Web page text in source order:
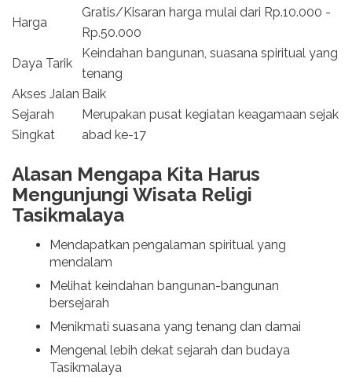
Harga
Gratis/Kisaran harga mulai dari Rp.10.000 -
Rp.50.000
Daya Tarik
Keindahan bangunan, suasana spiritual yang
tenang
Akses Jalan Baik
Sejarah
Singkat
Merupakan pusat kegiatan keagamaan sejak
abad ke-17
Alasan Mengapa Kita Harus
Mengunjungi Wisata Religi
Tasikmalaya
Mendapatkan pengalaman spiritual yang
mendalam
Melihat keindahan bangunan-bangunan
bersejarah
Menikmati suasana yang tenang dan damai
Mengenal lebih dekat sejarah dan budaya
Tasikmalaya